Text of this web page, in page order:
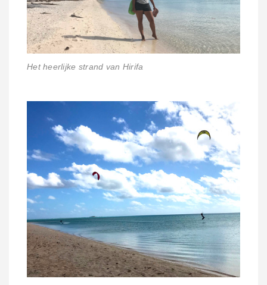
Het heerlijke strand van Hirifa